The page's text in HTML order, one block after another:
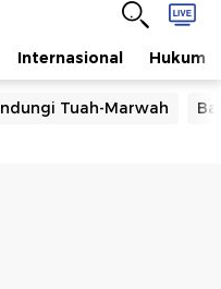
Internasional Hukum
Tuah-Marwah